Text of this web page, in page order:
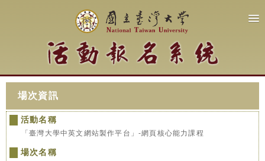
場次資訊
活動名稱
「臺灣大學中英文網站製作平台」-網頁核心能力課程
場次名稱